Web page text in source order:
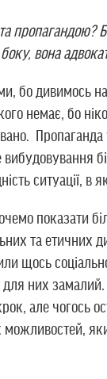
пропагандою?
боку, вона
бо дивимось
кого немає, бо
Пропаганда
ситуації, в
та етичних
щось
для них
але чогось
можливостей,